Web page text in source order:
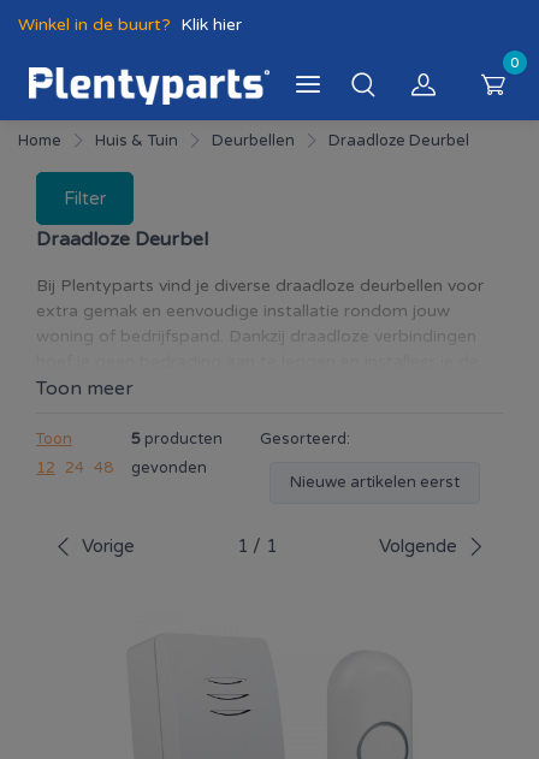
Winkel in de buurt? Klik hier
0
Home Huis & Tuin Deurbellen Draadloze Deurbel
Filter
Draadloze Deurbel
Bij Plentyparts vind je diverse draadloze deurbellen voor
extra gemak en eenvoudige installatie rondom jouw
woning of bedrijfspand. Dankzij draadloze verbindingen
deurbel snel en eenvoudig. In deze categorie vind je
meerdere melodieën, groot bereik en uitbreidbare
ontvangers. Ideaal voor woningen, appartementen,
garages en kantoren. Met een draadloze deurbel mis je
flexibiliteit.
Toon meer
Toon
12
24 48
5producten
gevonden
Gesorteerd:
Nieuwe artikelen eerst
Vorige 1 / 1 Volgende